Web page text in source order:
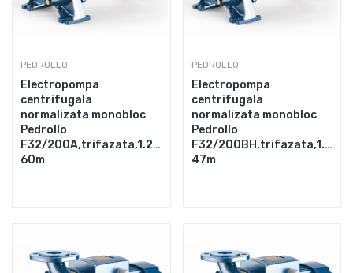
PEDROLLO
Electropompa
centrifugala
normalizata monobloc
Pedrollo
F32/200A,trifazata,1.25",7500W,500L/min,Hmax.
60m
PEDROLLO
Electropompa
centrifugala
normalizata monobloc
Pedrollo
F32/
47m